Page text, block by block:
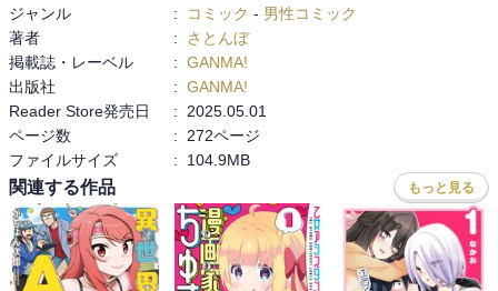
ジャンル : コミック - 男性コミック
著者
:
さとんぼ
掲載誌・レーベル
: GANMA!
出版社
: GANMA!
Reader Store発売日
:
2025.05.01
ページ数
:
272ページ
ファイルサイズ
: 104.9MB
関連する作品 もっと見る